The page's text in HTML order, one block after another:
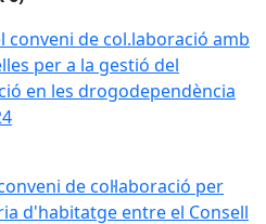
conveni de col.laboració amb
per a la gestió del
en les drogodependència
de col·laboració per
d'habitatge entre el Consell